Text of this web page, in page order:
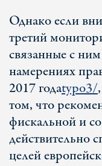
Однако если
третий
связанные с
намерениях
2017 годаtypo3/
том, что
фискальной и
действительно
целей